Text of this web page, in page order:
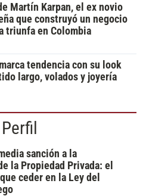
Martín Karpan, el ex novio
que construyó un negocio
triunfa en Colombia
tendencia con su look
largo, volados y joyería
sanción a la
la Propiedad Privada: el
ceder en la Ley del